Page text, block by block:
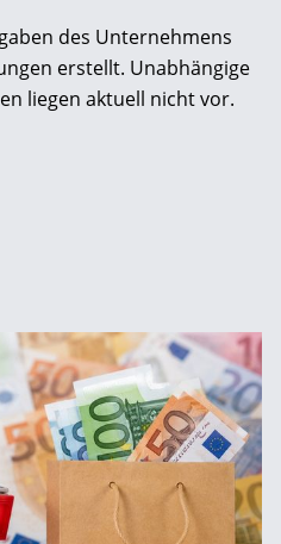
des Unternehmens
erstellt. Unabhängige
liegen aktuell nicht vor.